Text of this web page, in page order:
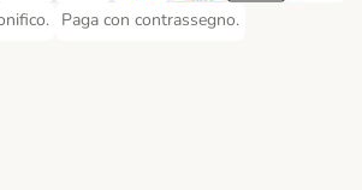
Payment Method
Paga con contrassegno.
Paga con contrassegno. Payment
Method